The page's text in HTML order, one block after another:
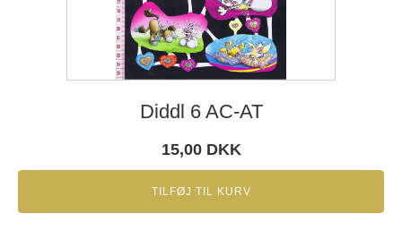
Diddl 6 AC-AT
15,00 DKK
TILFØJ TIL KURV